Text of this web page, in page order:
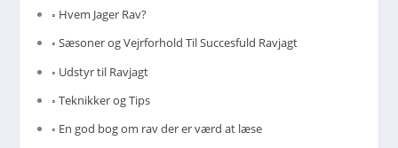
Hvem Jager Rav?
Sæsoner og Vejrforhold Til Succesfuld Ravjagt
Udstyr til Ravjagt
Teknikker og Tips
En god bog om rav der er værd at læse